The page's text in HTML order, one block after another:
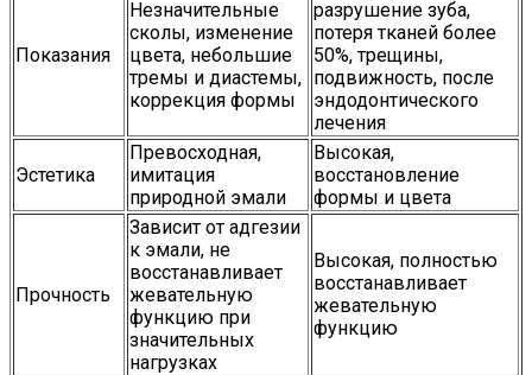
Показания
Незначительные
сколы, изменение
цвета, небольшие
тремы и диастемы,
коррекция формы
разрушение зуба,
потеря тканей более
50%, трещины,
подвижность, после
эндодонтического
лечения
Эстетика
Превосходная,
имитация
природной эмали
Высокая,
восстановление
формы и цвета
Прочность
Зависит от адгезии
к эмали, не
восстанавливает
жевательную
функцию при
значительных
нагрузках
Высокая, полностью
восстанавливает
жевательную
функцию